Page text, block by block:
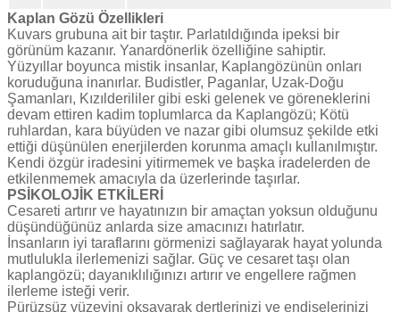
Kaplan Gözü Özellikleri
Kuvars grubuna ait bir taştır. Parlatıldığında ipeksi bir
görünüm kazanır. Yanardönerlik özelliğine sahiptir.
Yüzyıllar boyunca mistik insanlar, Kaplangözünün onları
koruduğuna inanırlar. Budistler, Paganlar, Uzak-Doğu
Şamanları, Kızılderililer gibi eski gelenek ve göreneklerini
devam ettiren kadim toplumlarca da Kaplangözü; Kötü
ruhlardan, kara büyüden ve nazar gibi olumsuz şekilde etki
ettiği düşünülen enerjilerden korunma amaçlı kullanılmıştır.
Kendi özgür iradesini yitirmemek ve başka iradelerden de
etkilenmemek amacıyla da üzerlerinde taşırlar.
PSİKOLOJİK ETKİLERİ
Cesareti artırır ve hayatınızın bir amaçtan yoksun olduğunu
düşündüğünüz anlarda size amacınızı hatırlatır.
İnsanların iyi taraflarını görmenizi sağlayarak hayat yolunda
mutlulukla ilerlemenizi sağlar. Güç ve cesaret taşı olan
kaplangözü; dayanıklılığınızı artırır ve engellere rağmen
ilerleme isteği verir.
Pürüzsüz yüzeyini okşayarak dertlerinizi ve endişelerinizi